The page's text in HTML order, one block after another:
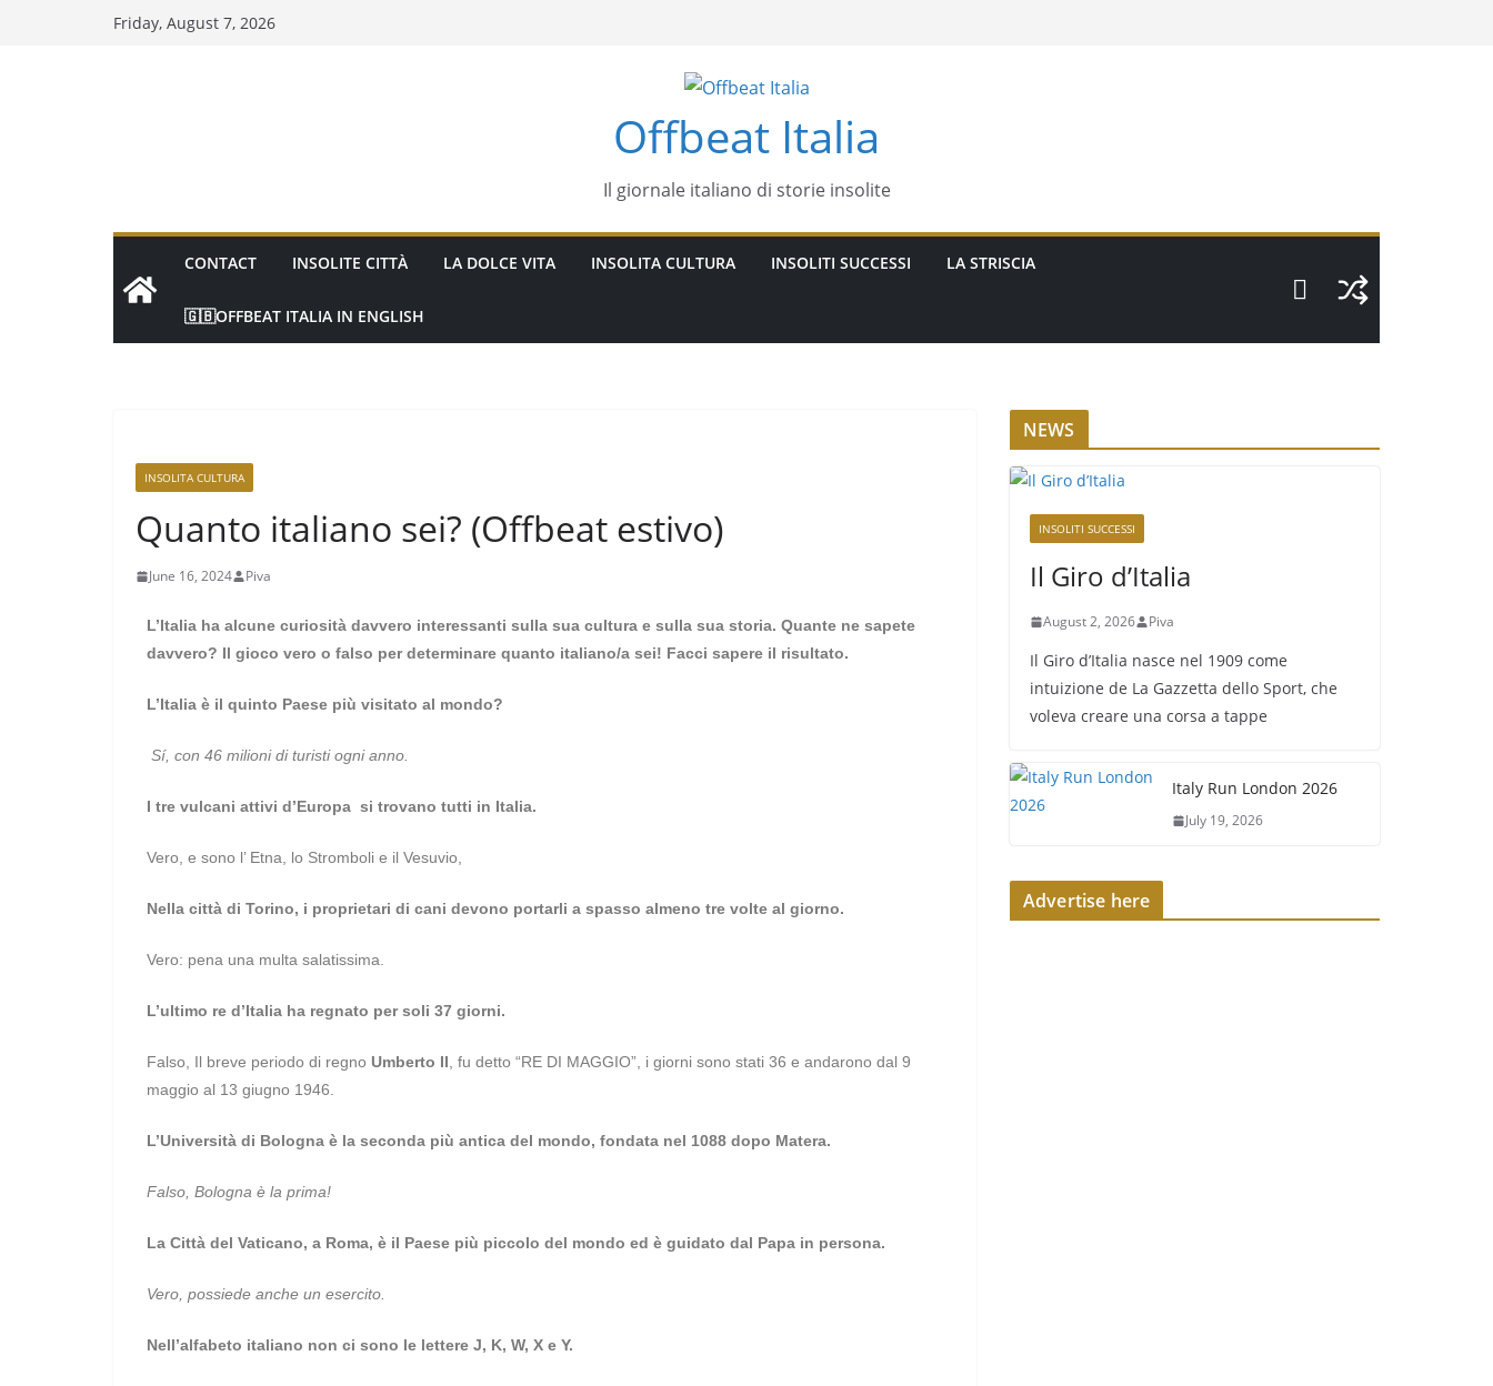
Friday, August 7, 2026
Offbeat Italia
Il giornale italiano di storie insolite
CONTACT INSOLITE CITTÀ LA DOLCE VITA INSOLITA CULTURA INSOLITI SUCCESSI LA STRISCIA
🇬🇧OFFBEAT ITALIA IN ENGLISH
INSOLITA CULTURA
Quanto italiano sei? (Offbeat estivo)
June 16, 2024 Piva
L’Italia ha alcune curiosità davvero interessanti sulla sua cultura e sulla sua storia. Quante ne sapete
davvero? Il gioco vero o falso per determinare quanto italiano/a sei! Facci sapere il risultato.
L’Italia è il quinto Paese più visitato al mondo?
Sí, con 46 milioni di turisti ogni anno.
I tre vulcani attivi d’Europa si trovano tutti in Italia.
Vero, e sono l’ Etna, lo Stromboli e il Vesuvio,
Nella città di Torino, i proprietari di cani devono portarli a spasso almeno tre volte al giorno.
Vero: pena una multa salatissima.
L’ultimo re d’Italia ha regnato per soli 37 giorni.
Falso, Il breve periodo di regno Umberto II , fu detto “RE DI MAGGIO”, i giorni sono stati 36 e andarono dal 9
maggio al 13 giugno 1946.
L’Università di Bologna è la seconda più antica del mondo, fondata nel 1088 dopo Matera.
Falso, Bologna è la prima!
La Città del Vaticano, a Roma, è il Paese più piccolo del mondo ed è guidato dal Papa in persona.
Vero, possiede anche un esercito.
Nell’alfabeto italiano non ci sono le lettere J, K, W, X e Y.
NEWS
INSOLITI SUCCESSI
Il Giro d’Italia
August 2, 2026 Piva
Il Giro d’Italia nasce nel 1909 come
intuizione de La Gazzetta dello Sport, che
voleva creare una corsa a tappe
Italy Run London 2026
July 19, 2026
Advertise here